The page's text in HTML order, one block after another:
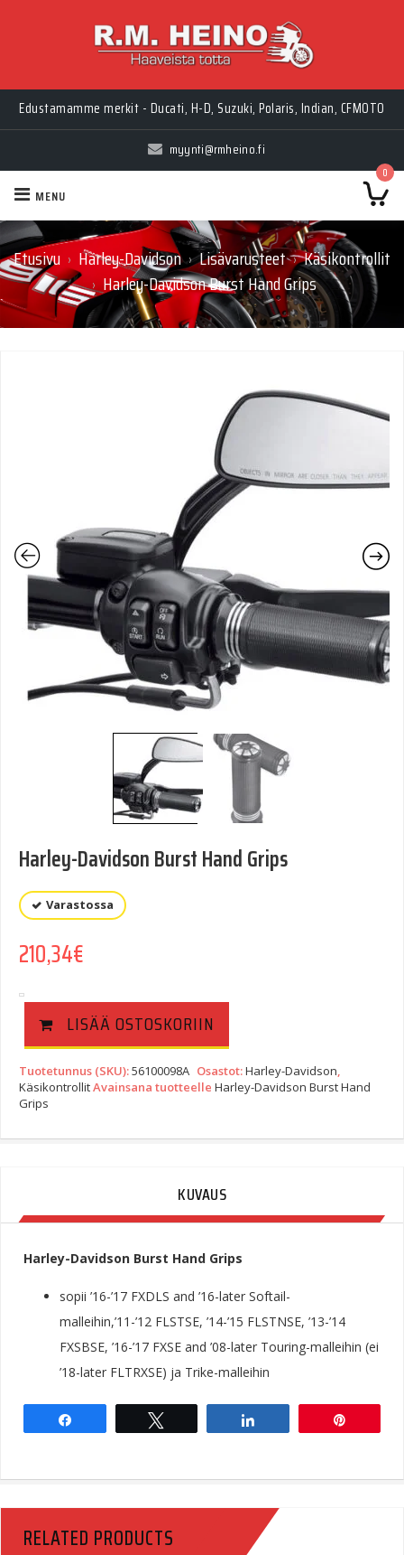
Edustamamme merkit - Ducati, H-D, Suzuki, Polaris, Indian, CFMOTO
myynti@rmheino.fi
0
MENU
Etusivu › Harley-Davidson › Lisävarusteet › Käsikontrollit
› Harley-Davidson Burst Hand Grips
Harley-Davidson Burst Hand Grips
Varastossa
210,34€
LISÄÄ OSTOSKORIIN
Tuotetunnus (SKU):56100098A Osastot:Harley-Davidson
KäsikontrollitAvainsana tuotteelle Harley-Davidson Burst Hand
Grips
KUVAUS
Harley-Davidson Burst Hand Grips
sopii ’16-’17 FXDLS and ’16-later Softail-
malleihin,’11-’12 FLSTSE, ’14-’15 FLSTNSE, ’13-’14
FXSBSE, ’16-’17 FXSE and ’08-later Touring-malleihin (ei
’18-later FLTRXSE) ja Trike-malleihin
RELATED PRODUCTS